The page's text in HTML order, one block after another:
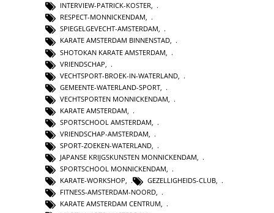
INTERVIEW-PATRICK-KOSTER,
RESPECT-MONNICKENDAM,
SPIEGELGEVECHT-AMSTERDAM,
KARATE AMSTERDAM BINNENSTAD,
SHOTOKAN KARATE AMSTERDAM
VRIENDSCHAP
VECHTSPORT-BROEK-IN-WATERLAND
GEMEENTE-WATERLAND-SPORT
VECHTSPORTEN MONNICKENDAM
KARATE AMSTERDAM
SPORTSCHOOL AMSTERDAM
VRIENDSCHAP-AMSTERDAM
SPORT-ZOEKEN-WATERLAND,
JAPANSE KRIJGSKUNSTEN MONNICKENDAM,
SPORTSCHOOL MONNICKENDAM,
KARATE-WORKSHOP, GEZELLIGHEIDS-CLUB,
FITNESS-AMSTERDAM-NOORD,
KARATE AMSTERDAM CENTRUM,